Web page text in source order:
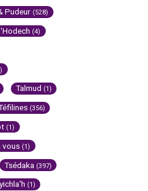
Pudeur (528)
(4)
Talmud (1)
(356)
(1)
vous (1)
Tsédaka (397)
(1)